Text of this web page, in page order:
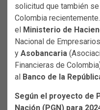
solicitud que también
Colombia
el Ministerio de
Nacional de
y Asobancaria
Financieras de
al Banco de la
Según el proyecto de
Nación (PGN) para